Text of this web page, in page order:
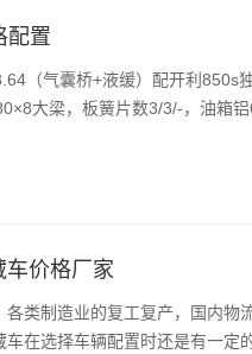
配置
（气囊桥+液缓）配开利850s
大梁，板簧片数3/3/-，油箱
车价格厂家
类制造业的复工复产，国内物
在选择车辆配置时还是有一定